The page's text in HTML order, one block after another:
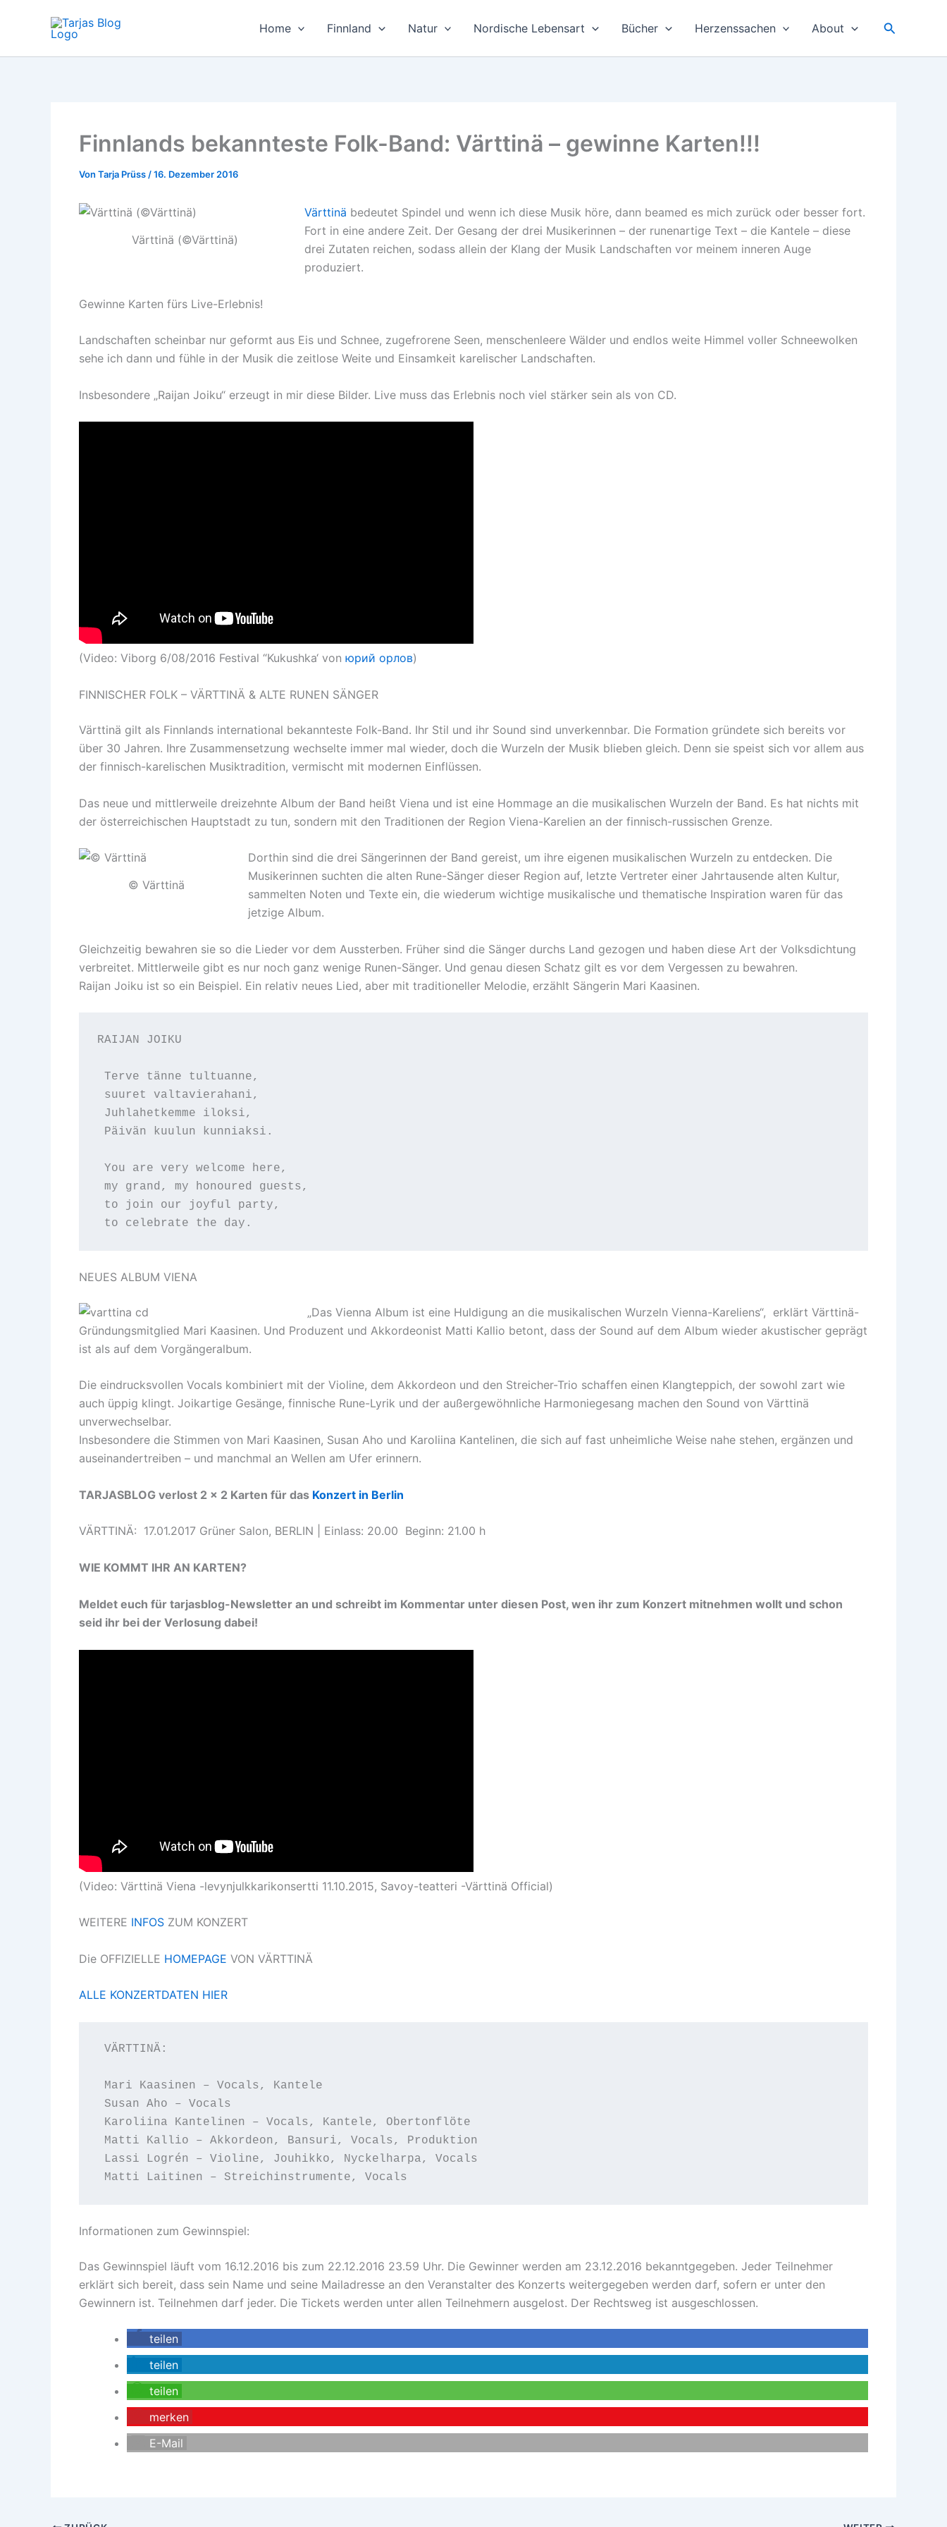
Home Finnland Natur Nordische Lebensart Bücher Herzenssachen About Suchen
Finnlands bekannteste Folk-Band: Värttinä – gewinne Karten!!!
Von Tarja Prüss /16. Dezember 2016
Värttinä (©Värttinä)
Värttinä bedeutet Spindel und wenn ich diese Musik höre, dann beamed es mich zurück oder besser fort.
Fort in eine andere Zeit. Der Gesang der drei Musikerinnen – der runenartige Text – die Kantele – diese
drei Zutaten reichen, sodass allein der Klang der Musik Landschaften vor meinem inneren Auge
produziert.
Gewinne Karten fürs Live-Erlebnis!
Landschaften scheinbar nur geformt aus Eis und Schnee, zugefrorene Seen, menschenleere Wälder und endlos weite Himmel voller Schneewolken
sehe ich dann und fühle in der Musik die zeitlose Weite und Einsamkeit karelischer Landschaften.
Insbesondere „Raijan Joiku“ erzeugt in mir diese Bilder. Live muss das Erlebnis noch viel stärker sein als von CD.
(Video: Viborg 6/08/2016 Festival “Kukushka‘ von юрий орлов)
FINNISCHER FOLK – VÄRTTINÄ & ALTE RUNEN SÄNGER
Värttinä gilt als Finnlands international bekannteste Folk-Band. Ihr Stil und ihr Sound sind unverkennbar. Die Formation gründete sich bereits vor
über 30 Jahren. Ihre Zusammensetzung wechselte immer mal wieder, doch die Wurzeln der Musik blieben gleich. Denn sie speist sich vor allem aus
der finnisch-karelischen Musiktradition, vermischt mit modernen Einflüssen.
Das neue und mittlerweile dreizehnte Album der Band heißt Viena und ist eine Hommage an die musikalischen Wurzeln der Band. Es hat nichts mit
der österreichischen Hauptstadt zu tun, sondern mit den Traditionen der Region Viena-Karelien an der finnisch-russischen Grenze.
© Värttinä
Dorthin sind die drei Sängerinnen der Band gereist, um ihre eigenen musikalischen Wurzeln zu entdecken. Die
Musikerinnen suchten die alten Rune-Sänger dieser Region auf, letzte Vertreter einer Jahrtausende alten Kultur,
sammelten Noten und Texte ein, die wiederum wichtige musikalische und thematische Inspiration waren für das
jetzige Album.
Gleichzeitig bewahren sie so die Lieder vor dem Aussterben. Früher sind die Sänger durchs Land gezogen und haben diese Art der Volksdichtung
verbreitet. Mittlerweile gibt es nur noch ganz wenige Runen-Sänger. Und genau diesen Schatz gilt es vor dem Vergessen zu bewahren.
Raijan Joiku ist so ein Beispiel. Ein relativ neues Lied, aber mit traditioneller Melodie, erzählt Sängerin Mari Kaasinen.
RAIJAN JOIKU
Terve tänne tultuanne,
suuret valtavierahani,
Juhlahetkemme iloksi,
Päivän kuulun kunniaksi.
You are very welcome here,
my grand, my honoured guests,
to join our joyful party,
to celebrate the day.
NEUES ALBUM VIENA
„Das Vienna Album ist eine Huldigung an die musikalischen Wurzeln Vienna-Kareliens“, erklärt Värttinä-
Gründungsmitglied Mari Kaasinen. Und Produzent und Akkordeonist Matti Kallio betont, dass der Sound auf dem Album wieder akustischer geprägt
ist als auf dem Vorgängeralbum.
Die eindrucksvollen Vocals kombiniert mit der Violine, dem Akkordeon und den Streicher-Trio schaffen einen Klangteppich, der sowohl zart wie
auch üppig klingt. Joikartige Gesänge, finnische Rune-Lyrik und der außergewöhnliche Harmoniegesang machen den Sound von Värttinä
unverwechselbar.
Insbesondere die Stimmen von Mari Kaasinen, Susan Aho und Karoliina Kantelinen, die sich auf fast unheimliche Weise nahe stehen, ergänzen und
auseinandertreiben – und manchmal an Wellen am Ufer erinnern.
TARJASBLOG verlost 2 x 2 Karten für das Konzert in Berlin
VÄRTTINÄ: 17.01.2017 Grüner Salon, BERLIN | Einlass: 20.00 Beginn: 21.00 h
WIE KOMMT IHR AN KARTEN?
Meldet euch für tarjasblog-Newsletter an und schreibt im Kommentar unter diesen Post, wen ihr zum Konzert mitnehmen wollt und schon
seid ihr bei der Verlosung dabei!
(Video: Värttinä Viena -levynjulkkarikonsertti 11.10.2015, Savoy-teatteri -Värttinä Official)
WEITERE INFOS ZUM KONZERT
Die OFFIZIELLE HOMEPAGE VON VÄRTTINÄ
ALLE KONZERTDATEN HIER
VÄRTTINÄ:
Mari Kaasinen – Vocals, Kantele
Susan Aho – Vocals
Karoliina Kantelinen – Vocals, Kantele, Obertonflöte
Matti Kallio – Akkordeon, Bansuri, Vocals, Produktion
Lassi Logrén – Violine, Jouhikko, Nyckelharpa, Vocals
Matti Laitinen – Streichinstrumente, Vocals
Informationen zum Gewinnspiel:
Das Gewinnspiel läuft vom 16.12.2016 bis zum 22.12.2016 23.59 Uhr. Die Gewinner werden am 23.12.2016 bekanntgegeben. Jeder Teilnehmer
erklärt sich bereit, dass sein Name und seine Mailadresse an den Veranstalter des Konzerts weitergegeben werden darf, sofern er unter den
Gewinnern ist. Teilnehmen darf jeder. Die Tickets werden unter allen Teilnehmern ausgelost. Der Rechtsweg ist ausgeschlossen.
teilen
teilen
teilen
merken
E-Mail